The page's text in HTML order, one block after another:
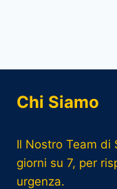
Chi Siamo
Il Nostro Team di
giorni su 7, per
urgenza.